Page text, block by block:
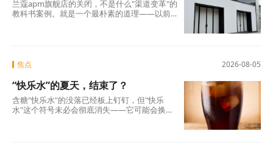
业内称之为贷款“明白纸”。
兰蔻apm旗舰店的关闭，不是什么"渠道变革"的
教科书案例。就是一个最朴素的道理——以前
2026-08-05
焦点
“快乐水”的夏天，结束了？
含糖"快乐水"的没落已经板上钉钉，但"快乐
水"这个符号未必会彻底消失——它可能会换一